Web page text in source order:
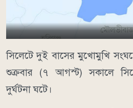
সিলেটে দুই বাসের মুখোমুখি
শুক্রবার (৭ আগস্ট) সকালে
দুর্ঘটনা ঘটে।